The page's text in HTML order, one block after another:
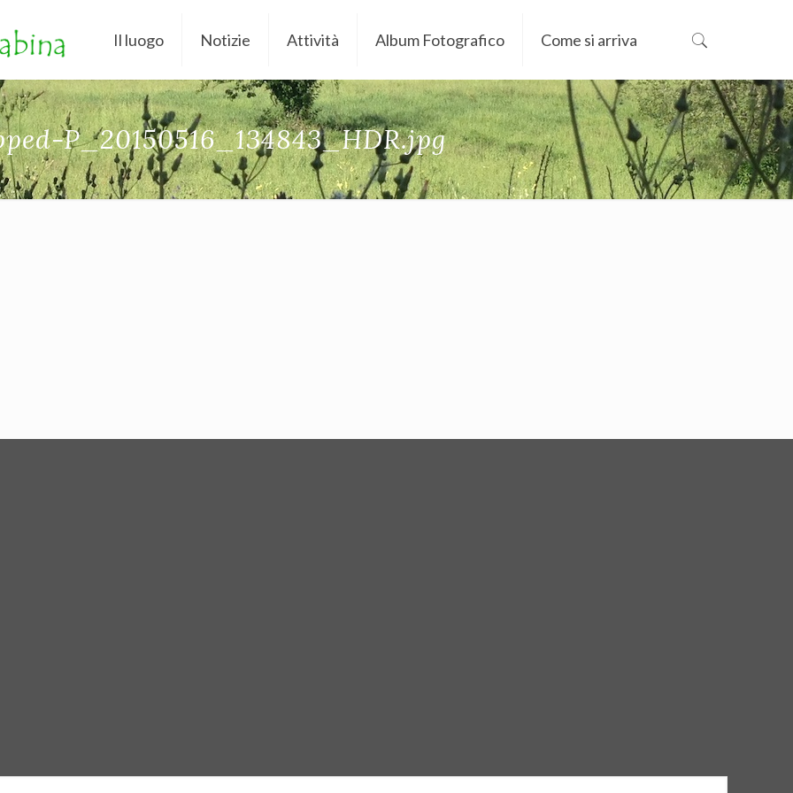
Il luogo Notizie Attività Album Fotografico Come si arriva
P_20150516_134843_HDR.jpg